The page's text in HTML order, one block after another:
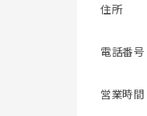
住所
電話番号
営業時間